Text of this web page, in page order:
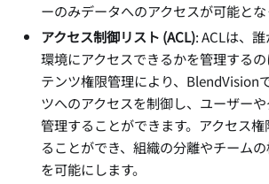
ーのみデータへのアクセスが可能とな
アクセス制御リスト (ACL): ACLは、
環境にアクセスできるかを管理する
テンツ権限管理により、BlendVision
ツへのアクセスを制御し、ユーザー
管理することができます。アクセス
ることができ、組織の分離やチーム
を可能にします。